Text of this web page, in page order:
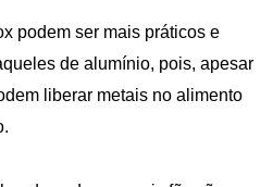
podem ser mais práticos e
de alumínio, pois, apesar
liberar metais no alimento